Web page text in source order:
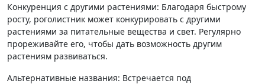
Конкуренция с другими растениями: Благодаря быстрому
росту, роголистник может конкурировать с другими
растениями за питательные вещества и свет. Регулярно
прореживайте его, чтобы дать возможность другим
растениям развиваться.
Альтернативные названия: Встречается под